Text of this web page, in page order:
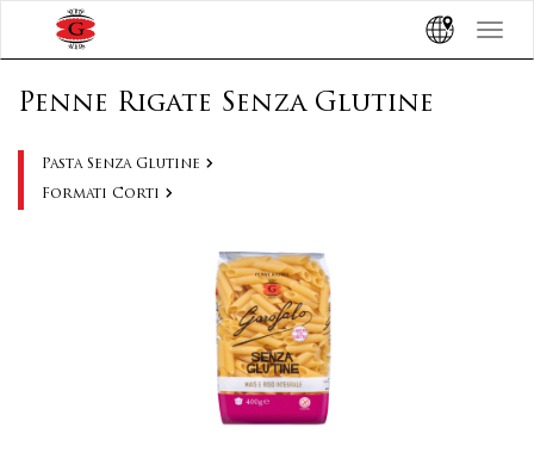
Toggle
Penne Rigate Senza Glutine
Pasta Senza Glutine
Formati Corti